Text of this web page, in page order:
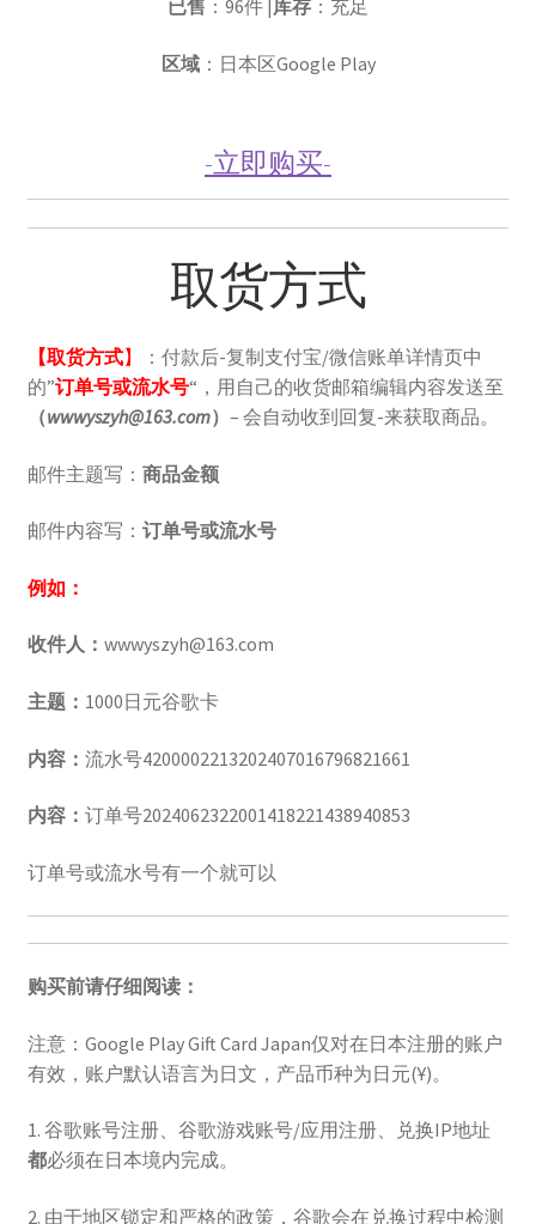
已售 ：96件 | 库存 ：充足
区域：日本区Google Play
-立即购买-
取货方式
【取货方式】
：付款后-复制支付宝/微信账单详情页中
的”订单号或流水号“，用自己的收货邮箱编辑内容发送至
（wwwyszyh@163.com） – 会自动收到回复-来获取商品。
邮件主题写： 商品金额
邮件内容写： 订单号或流水号
例如：
收件人： wwwyszyh@163.com
主题： 1000日元谷歌卡
内容： 流水号4200002213202407016796821661
内容： 订单号2024062322001418221438940853
订单号或流水号有一个就可以
购买前请仔细阅读：
注意：Google Play Gift Card Japan仅对在日本注册的账户
有效，账户默认语言为日文，产品币种为日元(Ұ)。
1. 谷歌账号注册、谷歌游戏账号/应用注册、兑换IP地址
都必须在日本境内完成。
2. 由于地区锁定和严格的政策，谷歌会在兑换过程中检测